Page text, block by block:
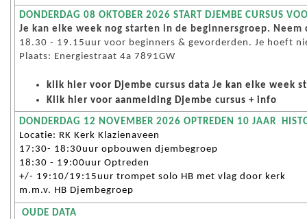
DONDERDAG 08 OKTOBER 2026 START DJEMBE CURSUS
Je kan elke week nog starten in de beginnersgroep.
18.30 - 19.15uur voor beginners & gevorderden. Je hoeft
Plaats: Energiestraat 4a 7891GW
klik hier voor Djembe cursus data Je kan elke week
Klik hier voor aanmelding Djembe cursus + info
DONDERDAG 12 NOVEMBER 2026 OPTREDEN 10 JAAR
Locatie: RK Kerk Klazienaveen
17:30- 18:30uur opbouwen djembegroep
18:30 - 19:00uur Optreden
+/- 19:10/19:15uur trompet solo HB met vlag door kerk
m.m.v. HB Djembegroep
OUDE DATA